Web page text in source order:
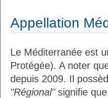
Appellation
Le Méditerranée est
Protégée). A noter
depuis 2009. Il
"Régional"signifie que